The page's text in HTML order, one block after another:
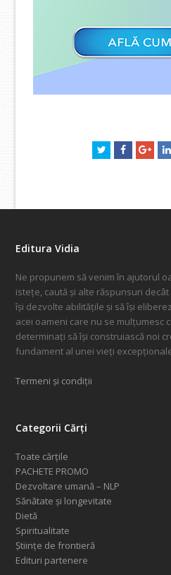
TwitterFacebook
Editura Vidia
Ne propunem să venim în ajutorul
istețe, caută și alte răspunsuri
își dezvolte abilitățile și să își
acei oameni care nu se mulțumesc
determinați să își construiască noi
fundament al unei vieți
Termeni și condiții
Categorii Cărți
Toate cărțile
PACHETE PROMO
Dezvoltare umană – NLP
Sănătate și longevitate
Dietă
Spiritualitate
Științe de frontieră
Edituri partenere